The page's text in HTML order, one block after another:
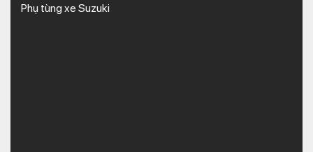
Phụ tùng xe Suzuki